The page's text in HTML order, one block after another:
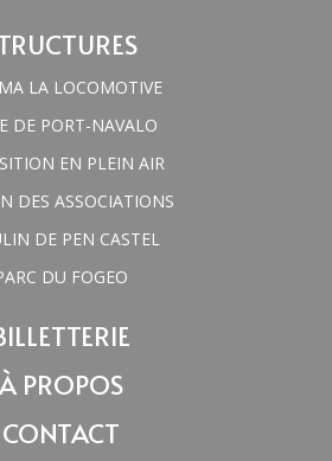
LA LOCOMOTIVE
DE PORT-NAVALO
EN PLEIN AIR
DES ASSOCIATIONS
DE PEN CASTEL
DU FOGEO
À PROPOS
CONTACT